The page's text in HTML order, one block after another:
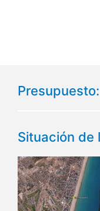
Presupuesto:
Situación de